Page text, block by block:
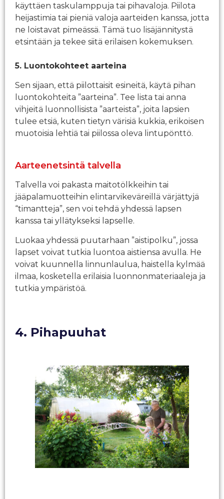
käyttäen taskulamppuja tai pihavaloja. Piilota
heijastimia tai pieniä valoja aarteiden kanssa, jotta
ne loistavat pimeässä. Tämä tuo lisäjännitystä
etsintään ja tekee siitä erilaisen kokemuksen.
5. Luontokohteet aarteina
Sen sijaan, että piilottaisit esineitä, käytä pihan
luontokohteita ”aarteina”. Tee lista tai anna
vihjeitä luonnollisista ”aarteista”, joita lapsien
tulee etsiä, kuten tietyn värisiä kukkia, erikoisen
muotoisia lehtiä tai piilossa oleva lintupönttö.
Aarteenetsintä talvella
Talvella voi pakasta maitotölkkeihin tai
jääpalamuotteihin elintarvikeväreillä värjättyjä
“timantteja”, sen voi tehdä yhdessä lapsen
kanssa tai yllätykseksi lapselle.
Luokaa yhdessä puutarhaan ”aistipolku”, jossa
lapset voivat tutkia luontoa aistiensa avulla. He
voivat kuunnella linnunlaulua, haistella kylmää
ilmaa, kosketella erilaisia luonnonmateriaaleja ja
tutkia ympäristöä.
4. Pihapuuhat